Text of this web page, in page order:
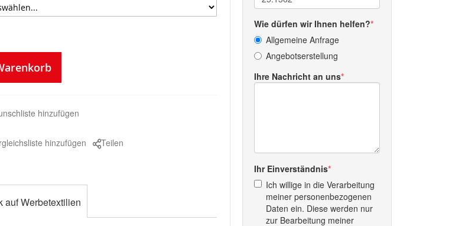
hinzufügen
hinzufügen Teilen
Wie dürfen wir Ihnen helfen?
Allgemeine Anfrage
Angebotserstellung
Ihre Nachricht an uns
Ihr Einverständnis
Ich willige in die Verarbeitung
meiner personenbezogenen
Daten ein. Diese werden nur
zur Bearbeitung meiner
auf Werbetextilien